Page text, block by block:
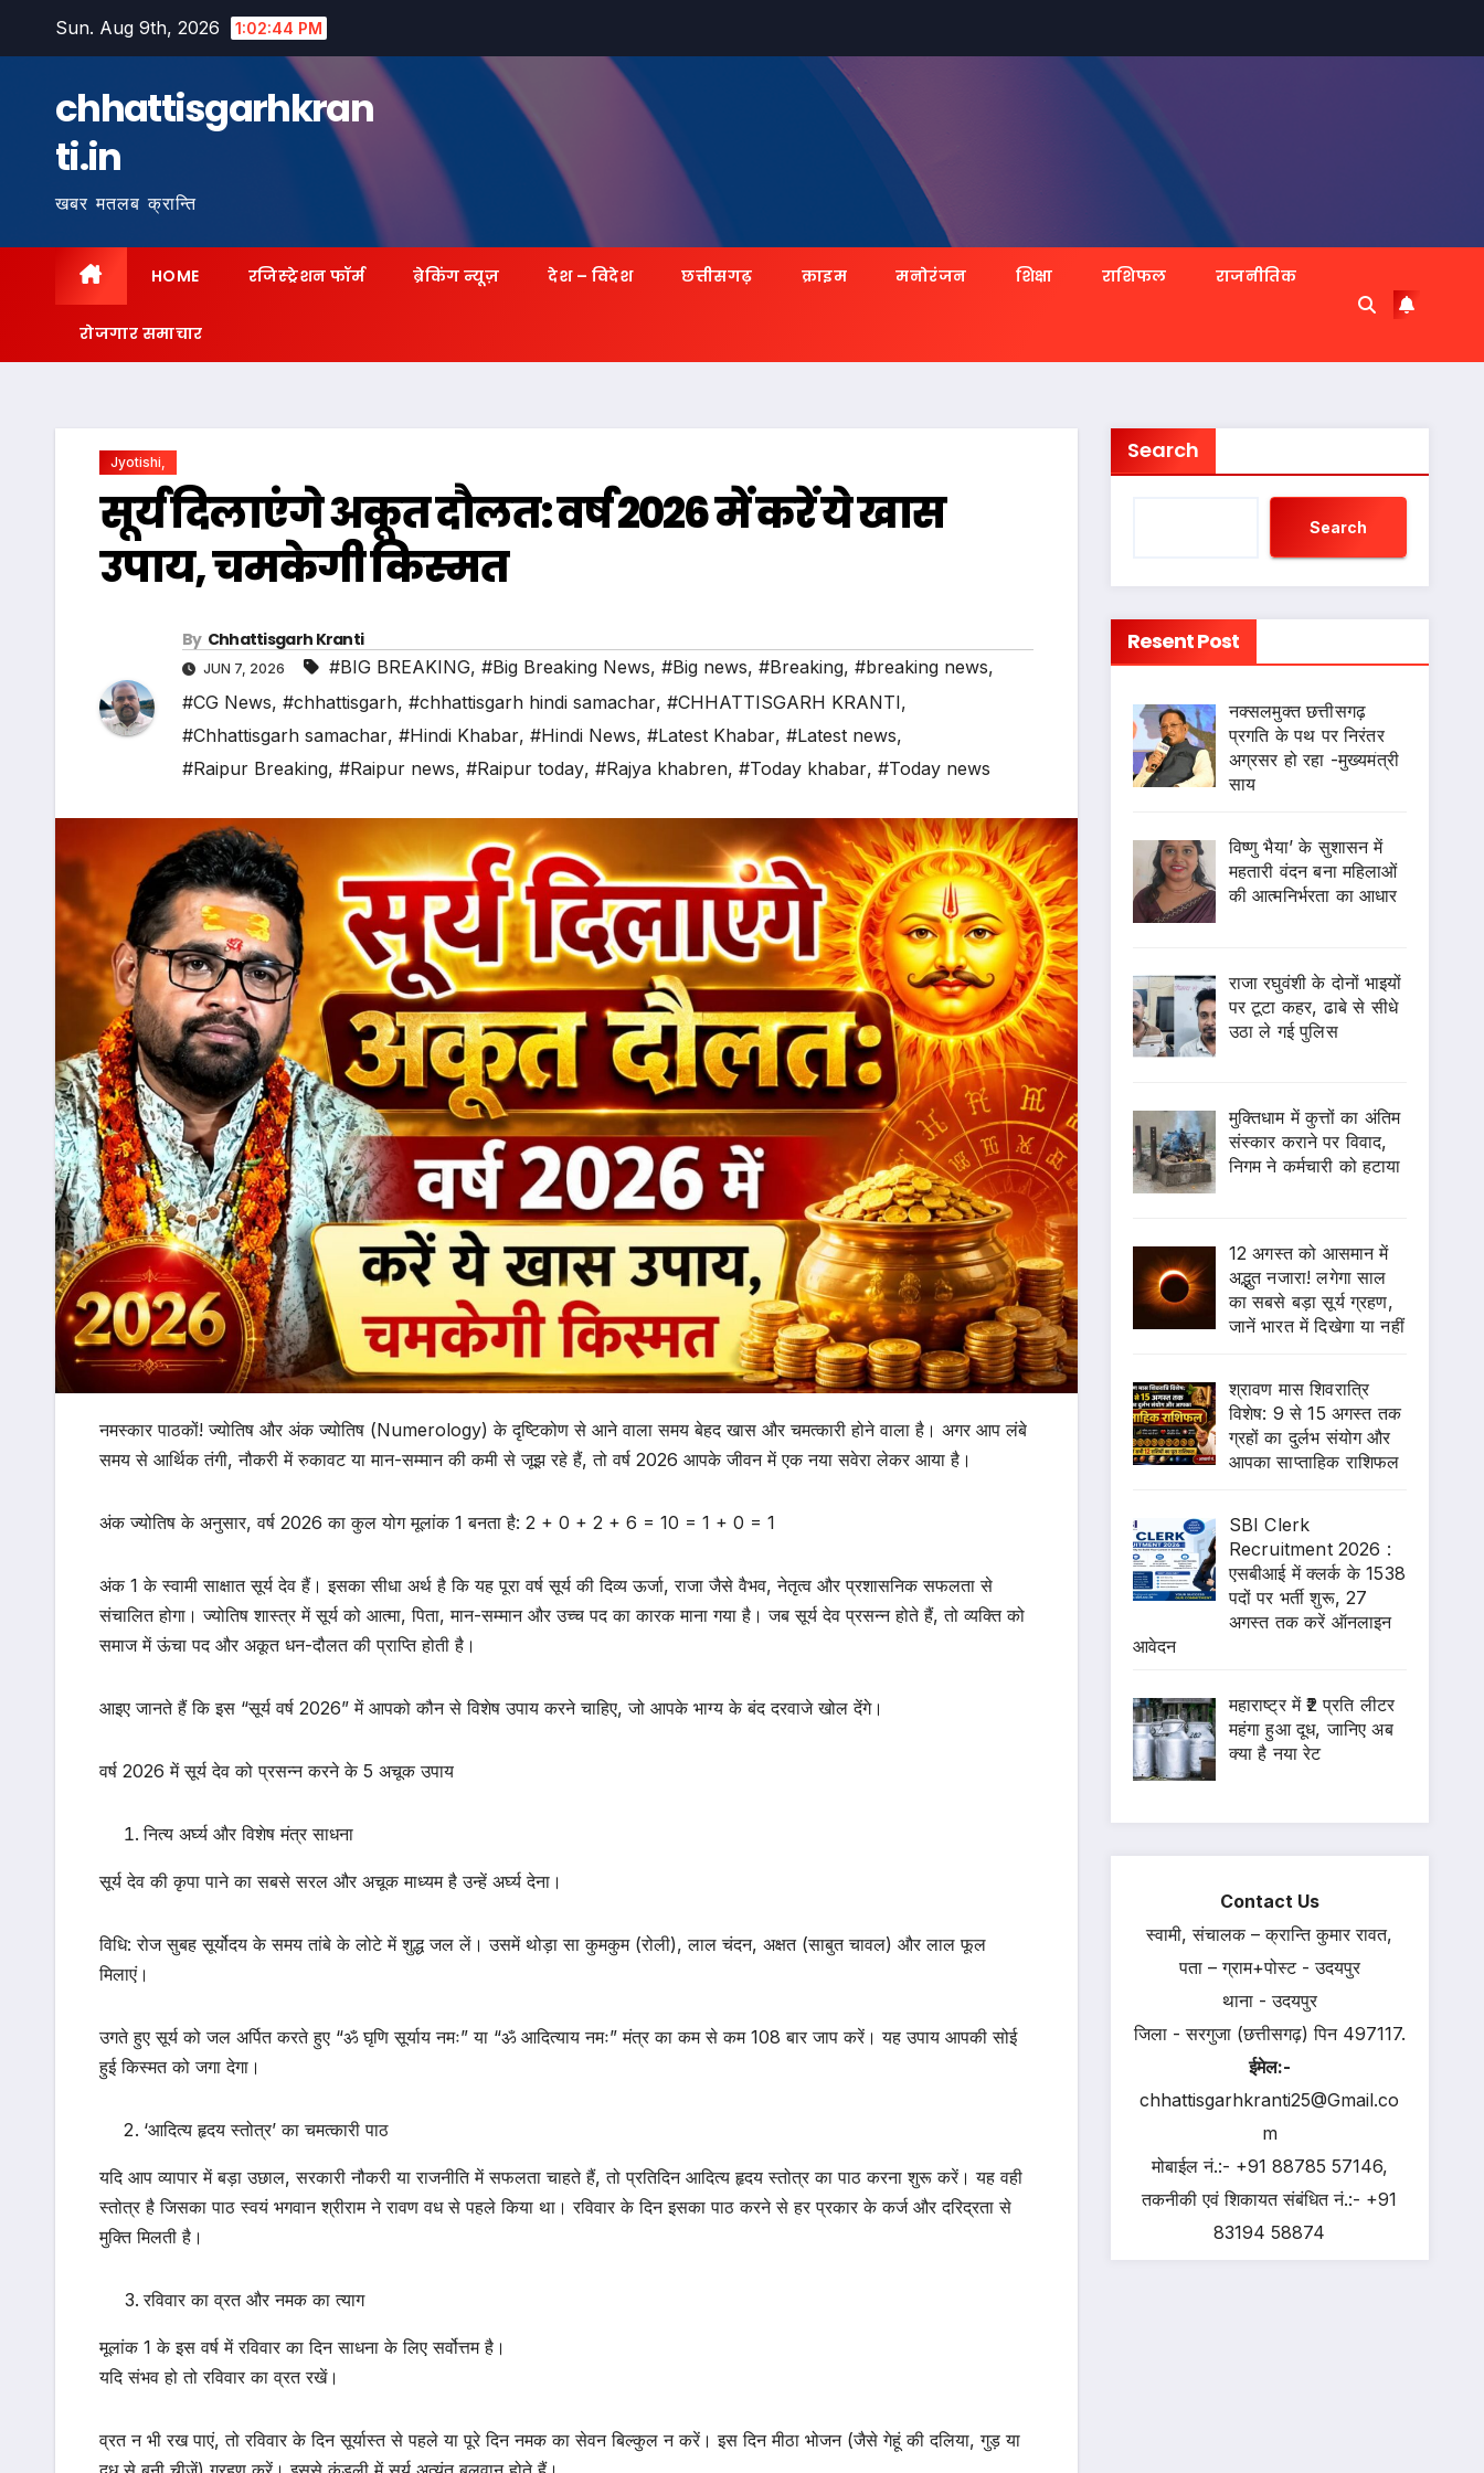
Sun. Aug 9th, 2026 1:02:45 PM
chhattisgarhkran
ti.in
खबर मतलब क्रान्ति
HOME रजिस्ट्रेशन फॉर्म ब्रेकिंग न्यूज़ देश – विदेश छत्तीसगढ़ क्राइम मनोरंजन शिक्षा राशिफल राजनीतिक
रोजगार समाचार
Jyotishi,
सूर्य दिलाएंगे अकूत दौलत: वर्ष 2026 में करें ये खास
उपाय, चमकेगी किस्मत
By Chhattisgarh Kranti
JUN 7, 2026 #BIG BREAKING, #Big Breaking News, #Big news, #Breaking, #breaking news,
#CG News, #chhattisgarh, #chhattisgarh hindi samachar, #CHHATTISGARH KRANTI,
#Chhattisgarh samachar, #Hindi Khabar, #Hindi News, #Latest Khabar, #Latest news,
#Raipur Breaking, #Raipur news, #Raipur today, #Rajya khabren, #Today khabar, #Today news
नमस्कार पाठकों! ज्योतिष और अंक ज्योतिष (Numerology) के दृष्टिकोण से आने वाला समय बेहद खास और चमत्कारी होने वाला है। अगर आप लंबे
समय से आर्थिक तंगी, नौकरी में रुकावट या मान-सम्मान की कमी से जूझ रहे हैं, तो वर्ष 2026 आपके जीवन में एक नया सवेरा लेकर आया है।
​अंक ज्योतिष के अनुसार, वर्ष 2026 का कुल योग मूलांक 1 बनता है: 2 + 0 + 2 + 6 = 10 = 1 + 0 = 1
अंक 1 के स्वामी साक्षात सूर्य देव हैं। इसका सीधा अर्थ है कि यह पूरा वर्ष सूर्य की दिव्य ऊर्जा, राजा जैसे वैभव, नेतृत्व और प्रशासनिक सफलता से
संचालित होगा। ज्योतिष शास्त्र में सूर्य को आत्मा, पिता, मान-सम्मान और उच्च पद का कारक माना गया है। जब सूर्य देव प्रसन्न होते हैं, तो व्यक्ति को
समाज में ऊंचा पद और अकूत धन-दौलत की प्राप्ति होती है।
आइए जानते हैं कि इस “सूर्य वर्ष 2026” में आपको कौन से विशेष उपाय करने चाहिए, जो आपके भाग्य के बंद दरवाजे खोल देंगे।
वर्ष 2026 में सूर्य देव को प्रसन्न करने के 5 अचूक उपाय
नित्य अर्घ्य और विशेष मंत्र साधना
सूर्य देव की कृपा पाने का सबसे सरल और अचूक माध्यम है उन्हें अर्घ्य देना।
विधि: रोज सुबह सूर्योदय के समय तांबे के लोटे में शुद्ध जल लें। उसमें थोड़ा सा कुमकुम (रोली), लाल चंदन, अक्षत (साबुत चावल) और लाल फूल
मिलाएं।
उगते हुए सूर्य को जल अर्पित करते हुए “ॐ घृणि सूर्याय नमः” या “ॐ आदित्याय नमः” मंत्र का कम से कम 108 बार जाप करें। यह उपाय आपकी सोई
हुई किस्मत को जगा देगा।
‘आदित्य हृदय स्तोत्र’ का चमत्कारी पाठ
यदि आप व्यापार में बड़ा उछाल, सरकारी नौकरी या राजनीति में सफलता चाहते हैं, तो प्रतिदिन आदित्य हृदय स्तोत्र का पाठ करना शुरू करें। यह वही
स्तोत्र है जिसका पाठ स्वयं भगवान श्रीराम ने रावण वध से पहले किया था। रविवार के दिन इसका पाठ करने से हर प्रकार के कर्ज और दरिद्रता से
मुक्ति मिलती है।
रविवार का व्रत और नमक का त्याग
मूलांक 1 के इस वर्ष में रविवार का दिन साधना के लिए सर्वोत्तम है।
यदि संभव हो तो रविवार का व्रत रखें।
व्रत न भी रख पाएं, तो रविवार के दिन सूर्यास्त से पहले या पूरे दिन नमक का सेवन बिल्कुल न करें। इस दिन मीठा भोजन (जैसे गेहूं की दलिया, गुड़ या
Search
Search
Resent Post
नक्सलमुक्त छत्तीसगढ़
प्रगति के पथ पर निरंतर
अग्रसर हो रहा -मुख्यमंत्री
साय
विष्णु भैया’ के सुशासन में
महतारी वंदन बना महिलाओं
की आत्मनिर्भरता का आधार
राजा रघुवंशी के दोनों भाइयों
पर टूटा कहर, ढाबे से सीधे
उठा ले गई पुलिस
मुक्तिधाम में कुत्तों का अंतिम
संस्कार कराने पर विवाद,
निगम ने कर्मचारी को हटाया
12 अगस्त को आसमान में
अद्भुत नजारा! लगेगा साल
का सबसे बड़ा सूर्य ग्रहण,
जानें भारत में दिखेगा या नहीं
श्रावण मास शिवरात्रि
विशेष: 9 से 15 अगस्त तक
ग्रहों का दुर्लभ संयोग और
आपका साप्ताहिक राशिफल
SBI Clerk
Recruitment 2026 :
एसबीआई में क्लर्क के 1538
पदों पर भर्ती शुरू, 27
अगस्त तक करें ऑनलाइन
आवेदन
महाराष्ट्र में ₹2 प्रति लीटर
महंगा हुआ दूध, जानिए अब
क्या है नया रेट
Contact Us
स्वामी, संचालक – क्रान्ति कुमार रावत,
पता – ग्राम+पोस्ट - उदयपुर
थाना - उदयपुर
जिला - सरगुजा (छत्तीसगढ़) पिन 497117.
ईमेल:-
chhattisgarhkranti25@Gmail.co
m
मोबाईल नं.:- +91 88785 57146,
तकनीकी एवं शिकायत संबंधित नं.:- +91
83194 58874